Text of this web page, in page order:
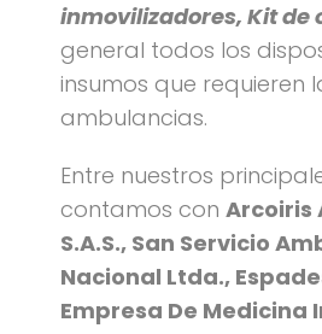
inmovilizadores, Kit de
general todos los
insumos que requieren
ambulancias.
Entre nuestros
contamos con Arcoiris
S.A.S., San Servicio
Nacional Ltda.,
Empresa De Medicina